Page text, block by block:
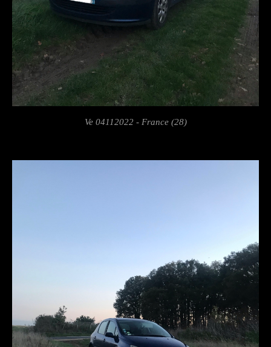
Ve 04112022 - France (28)